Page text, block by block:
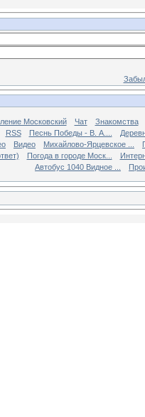
Московский Чат
Знакомства
RSS Песнь Победы - В. А....
Видео Михайлово-Ярцевское ...
Погода в городе Моск...
Автобус 1040 Видное ...